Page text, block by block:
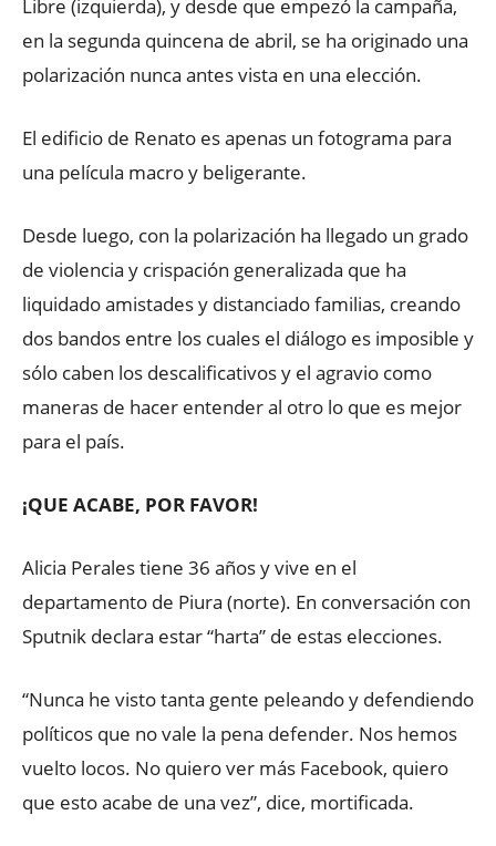
Libre (izquierda), y desde que empezó la campaña,
en la segunda quincena de abril, se ha originado una
polarización nunca antes vista en una elección.
El edificio de Renato es apenas un fotograma para
una película macro y beligerante.
Desde luego, con la polarización ha llegado un grado
de violencia y crispación generalizada que ha
liquidado amistades y distanciado familias, creando
dos bandos entre los cuales el diálogo es imposible y
sólo caben los descalificativos y el agravio como
maneras de hacer entender al otro lo que es mejor
para el país.
¡QUE ACABE, POR FAVOR!
Alicia Perales tiene 36 años y vive en el
departamento de Piura (norte). En conversación con
Sputnik declara estar “harta” de estas elecciones.
“Nunca he visto tanta gente peleando y defendiendo
políticos que no vale la pena defender. Nos hemos
vuelto locos. No quiero ver más Facebook, quiero
que esto acabe de una vez”, dice, mortificada.